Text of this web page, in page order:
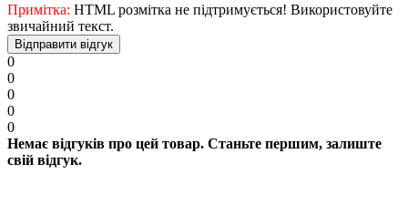
Примітка: HTML розмітка не підтримується! Використовуйте
звичайний текст.
Відправити відгук
0
0
0
0
0
Немає відгуків про цей товар. Станьте першим, залиште
свій відгук.